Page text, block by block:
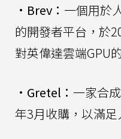
• Brev： 一個用於
的開發者平台，於
對英偉達雲端GPU
• Gretel： 一家合
年3月收購，以滿